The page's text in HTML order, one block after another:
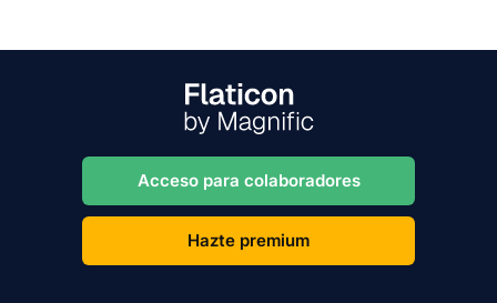
Acceso para colaboradores
Hazte premium